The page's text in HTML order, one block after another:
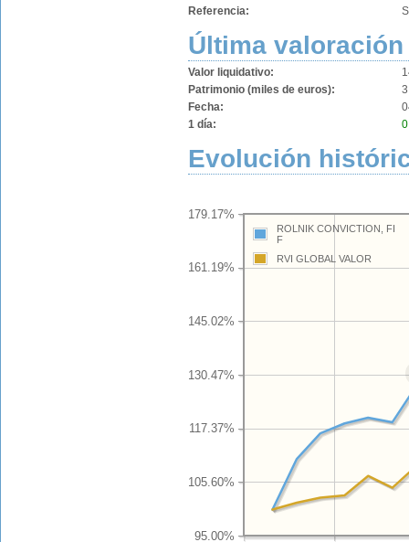
Referencia:
Última valoración
Valor liquidativo:
Patrimonio (miles de euros):
Fecha:
1 día:
Evolución
95.00%
105.60%
117.37%
130.47%
145.02%
161.19%
179.17%
ROLNIK CONVICTION, FI
F
RVI GLOBAL VALOR